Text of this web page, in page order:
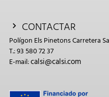
CONTACTAR
Polígon Els Pinetons Carretera
T.: 93 580 72 37
E-mail:calsi@calsi.com